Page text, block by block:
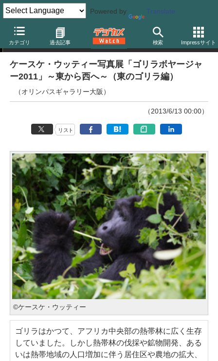
Powered by Translate
カテゴリ 過去記事 検索 Impressサイト
ニュース
ケースケ・ウッティー写真展「ゴリラボヤージャ
ー2011」～東から西へ～（東のゴリラ編）
（オリンパスギャラリー大阪）
（2013/6/13 00:00）
リスト
©ケースケ・ウッティー
ゴリラはかつて、アフリカ中央部の熱帯林に広く生存
していました。しかし熱帯林の伐採や鉱物開発、ある
いは熱帯地域の人口増加に伴う居住区や農地の拡大、